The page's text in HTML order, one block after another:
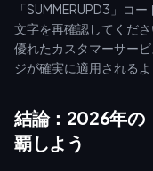
「SUMMERUPD3」コ
文字を再確認してくだ
優れたカスタマーサー
ジが確実に適用されるよ
結論：2026年の
覇しよう